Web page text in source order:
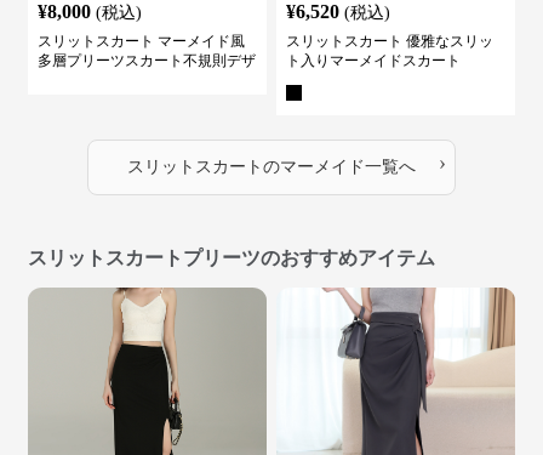
¥8,000 (税込)
スリットスカート マーメイド風
多層プリーツスカート不規則デザ
¥6,520 (税込)
スリットスカート 優雅なスリッ
ト入りマーメイドスカート
スリットスカート のマーメイド一覧へ ›
スリットスカートプリーツのおすすめアイテム